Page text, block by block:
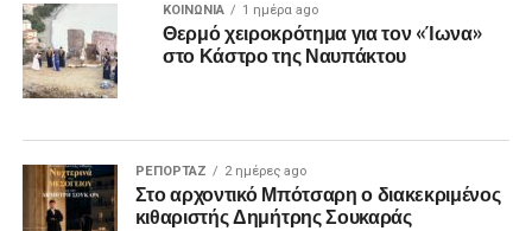
ΚΟΙΝΩΝΙΑ 1 ημέρα ago
Θερμό χειροκρότημα για τον «Ίωνα»
στο Κάστρο της Ναυπάκτου
ΡΕΠΟΡΤΑΖ 2 ημέρες ago
Στο αρχοντικό Μπότσαρη ο διακεκριμένος
κιθαριστής Δημήτρης Σουκαράς